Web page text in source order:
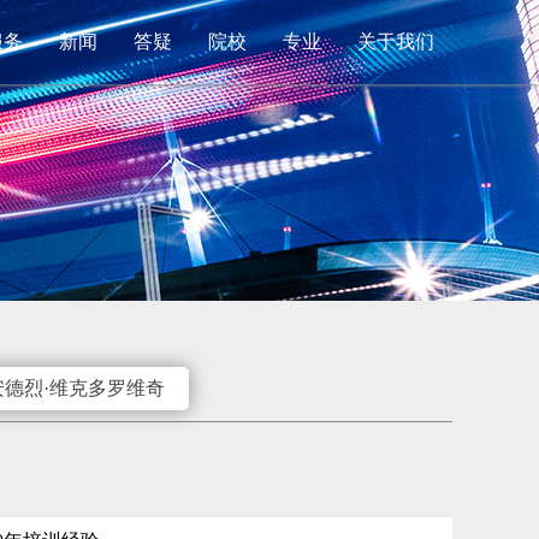
务 新闻 答疑 院校 专业 关于我们
德烈·维克多罗维奇